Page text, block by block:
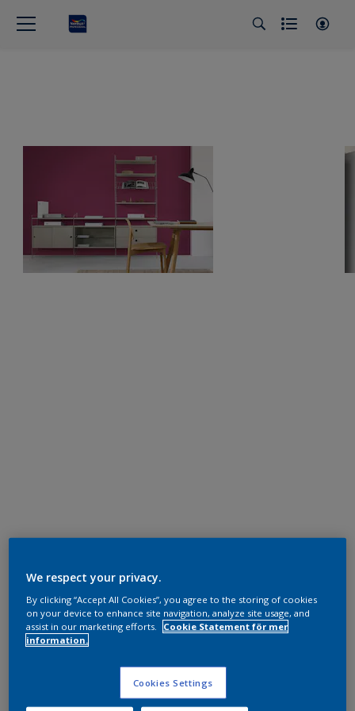
We respect your privacy.
By clicking “Accept All Cookies”, you agree to the storing of cookies
on your device to enhance site navigation, analyze site usage, and
assist in our marketing efforts.
Cookie Statement för mer
information.
Cookies Settings